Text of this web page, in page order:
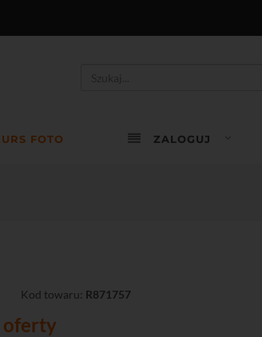
FOTO ZALOGUJ
Kod towaru: R871757
oferty